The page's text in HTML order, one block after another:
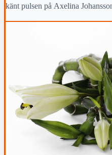
känt pulsen på Axelina